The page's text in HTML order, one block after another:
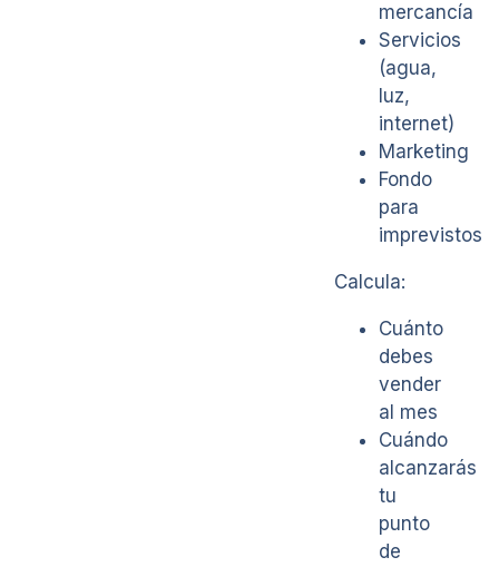
mercancía
Servicios
(agua,
luz,
internet)
Marketing
Fondo
para
imprevistos
Calcula:
Cuánto
debes
vender
al mes
Cuándo
alcanzarás
tu
punto
de